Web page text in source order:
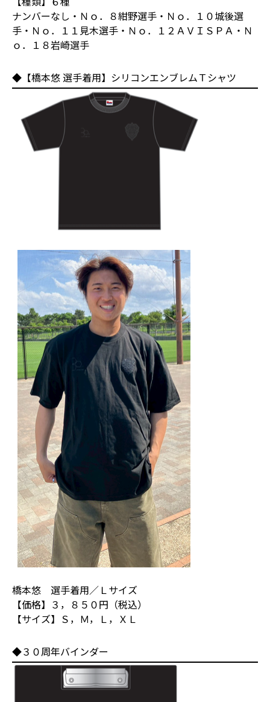
ナンバーなし・Ｎｏ．８紺野選手・Ｎｏ．１０城後選
手・Ｎｏ．１１見木選手・Ｎｏ．１２ＡＶＩＳＰＡ・Ｎ
ｏ．１８岩崎選手
◆【橋本悠 選手着用】シリコンエンブレムＴシャツ
橋本悠 選手着用／Ｌサイズ
【価格】３，８５０円（税込）
【サイズ】Ｓ，Ｍ，Ｌ，ＸＬ
◆３０周年バインダー